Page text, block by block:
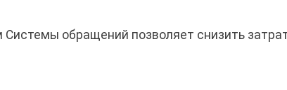
обращений позволяет снизить